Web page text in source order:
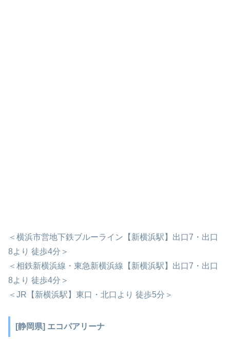
＜横浜市営地下鉄ブルーライン【新横浜駅】出口7・出口
8より 徒歩4分＞
＜相鉄新横浜線・東急新横浜線【新横浜駅】出口7・出口
8より 徒歩4分＞
＜JR【新横浜駅】東口・北口より 徒歩5分＞
[静岡県] エコパアリーナ